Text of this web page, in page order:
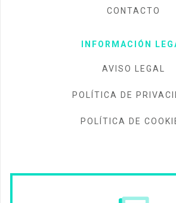
CONTACTO
INFORMACIÓN
AVISO LEGAL
POLÍTICA DE
POLÍTICA DE